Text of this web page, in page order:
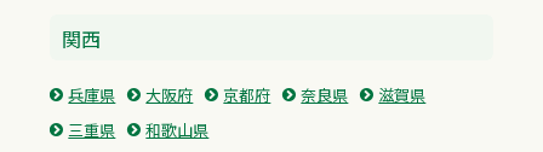
関西
兵庫県 大阪府 京都府 奈良県
滋賀県
三重県
和歌山県